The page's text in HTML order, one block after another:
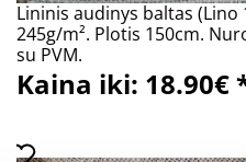
Lininis audinys baltas (Lino
245g/m². Plotis 150cm.
su PVM.
Kaina iki: 18.90€